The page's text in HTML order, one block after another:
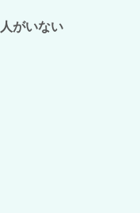
がいない